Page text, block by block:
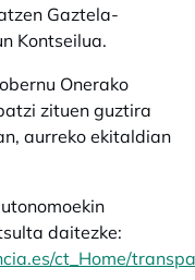
Gaztela-
Kontseilua.
Onerako
zituen guztira
aurreko ekitaldian
daitezke:
ct_Home/